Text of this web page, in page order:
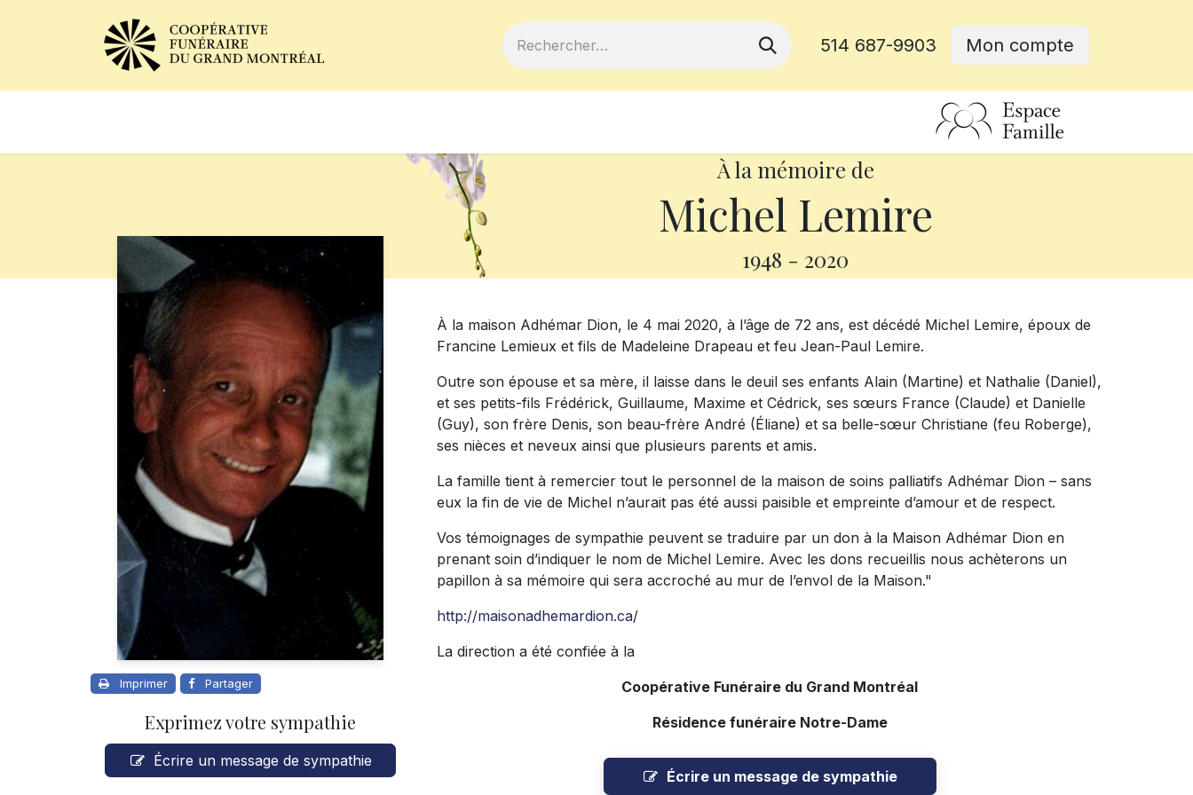
514 687-9903 Mon compte
À la mémoire de
Michel Lemire
1948 - 2020
Imprimer Partager
Exprimez votre sympathie
Écrire un message de sympathie
À la maison Adhémar Dion, le 4 mai 2020, à l’âge de 72 ans, est décédé Michel Lemire, époux de
Francine Lemieux et fils de Madeleine Drapeau et feu Jean-Paul Lemire.
Outre son épouse et sa mère, il laisse dans le deuil ses enfants Alain (Martine) et Nathalie (Daniel),
et ses petits-fils Frédérick, Guillaume, Maxime et Cédrick, ses sœurs France (Claude) et Danielle
(Guy), son frère Denis, son beau-frère André (Éliane) et sa belle-sœur Christiane (feu Roberge),
ses nièces et neveux ainsi que plusieurs parents et amis.
La famille tient à remercier tout le personnel de la maison de soins palliatifs Adhémar Dion – sans
eux la fin de vie de Michel n’aurait pas été aussi paisible et empreinte d’amour et de respect.
Vos témoignages de sympathie peuvent se traduire par un don à la Maison Adhémar Dion en
prenant soin d’indiquer le nom de Michel Lemire. Avec les dons recueillis nous achèterons un
papillon à sa mémoire qui sera accroché au mur de l’envol de la Maison."
http://maisonadhemardion.ca/
La direction a été confiée à la
Coopérative Funéraire du Grand Montréal
Résidence funéraire Notre-Dame
Écrire un message de sympathie